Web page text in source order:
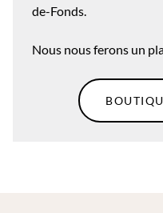
de-Fonds.
Nous nous ferons un